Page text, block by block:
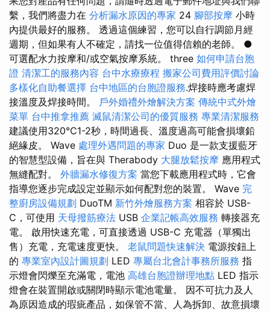
繫，我們將盡力在 分析漏水原因的專家 24 腳部按摩 小時
內提供最好的服務。 透過這個練習，您可以自行調節月經
週期，但如果有人不確定，請找一位值得信賴的老師。 ●
可選配水力按摩和/或空氣按摩系統。 three 如何申請台胞
證 清潔工的服務內容 台中水療療程 搬家公司費用評價討論
多樣化自助餐選擇 台中地區的台胞證服務.焊接時應考慮焊
接溫度及焊接時間。 戶外婚禮外燴解決方案 傳統中式外燴
菜單 台中推拿推薦 滅鼠清潔公司的優質服務 專業清潔服務
建議使用320℃1-2秒，時間過長、溫度過高可能會損壞鉛
絕緣皮。 Wave 處理外遇問題的專家 Duo 是一款支援藍牙
的智慧型設備，旨在與 Therabody 大腿放鬆按摩 應用程式
無縫配對。 外牆漏水修復方案 當您下載應用程式時，它會
指導您逐步完成設定並顯示如何配對您的裝置。 Wave 完
整廚房設備規劃 DuoTM 新竹外燴服務方案 相容於 USB-
C，可使用 天母撥筋療法 USB 企業記帳高效服務 轉接器充
電。 啟用快速充電，可直接透過 USB-C 充電器（單獨出
售）充電，充電速度更快。 老鼠問題快速解決 電源按鈕上
的 專業室內設計圖規劃 LED 專屬台北會計事務所服務 指
示燈會閃爍至充滿電，電池 高雄台胞證辦理地點 LED 指示
燈會在裝置開啟或關閉時顯示電池電量。 因不可抗力及人
為原因造成的瑕疵產品，如保管不當、人為拆卸、故意損壞